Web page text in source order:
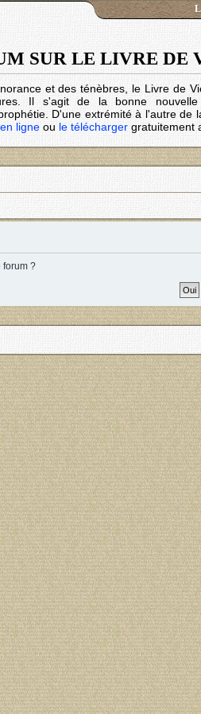
SUR LE LIVRE DE
et des ténèbres, le Livre de
Il s'agit de la bonne
D'une extrémité à l'autre de
ligne ou le télécharger gratuitement
forum ?